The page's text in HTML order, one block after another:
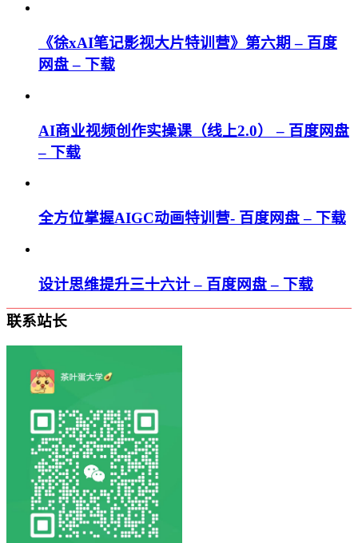
《徐xAI笔记影视大片特训营》第六期 – 百度
网盘 – 下载
AI商业视频创作实操课（线上2.0） – 百度网盘
– 下载
全方位掌握AIGC动画特训营- 百度网盘 – 下载
设计思维提升三十六计 – 百度网盘 – 下载
联系站长